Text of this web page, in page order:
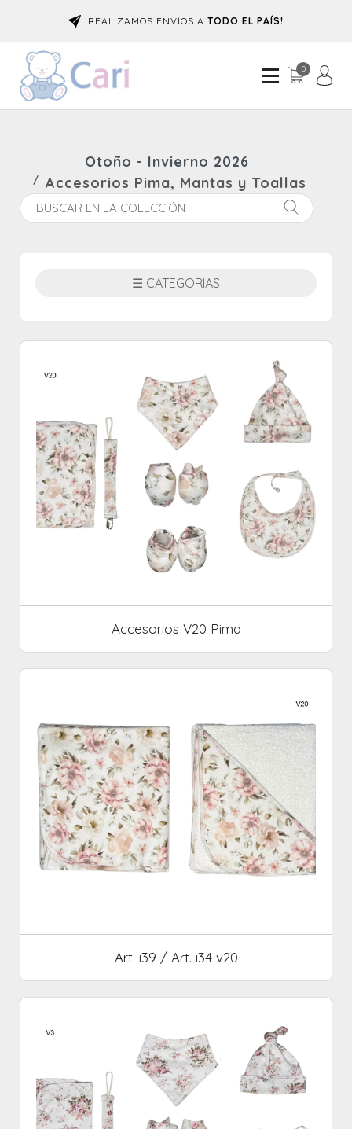
¡REALIZAMOS ENVÍOS A TODO EL PAÍS!
0
Otoño - Invierno 2026
Accesorios Pima, Mantas y Toallas
☰ CATEGORIAS
Accesorios V20 Pima
Art. i39 / Art. i34 v20